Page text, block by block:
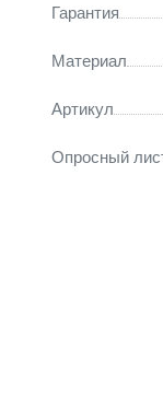
Гарантия
Материал
Артикул
Опросный